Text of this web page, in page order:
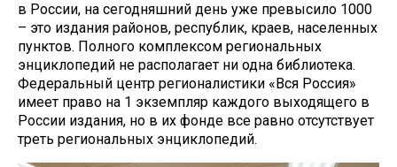
в России, на сегодняшний день уже превысило 1000
– это издания районов, республик, краев, населенных
пунктов. Полного комплексом региональных
энциклопедий не располагает ни одна библиотека.
Федеральный центр регионалистики «Вся Россия»
имеет право на 1 экземпляр каждого выходящего в
России издания, но в их фонде все равно отсутствует
треть региональных энциклопедий.